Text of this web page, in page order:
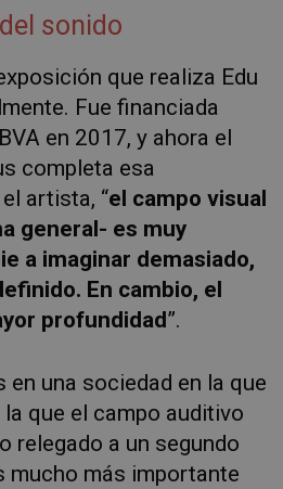
sonido
que realiza Edu
Fue financiada
en 2017, y ahora el
completa esa
artista, “el campo visual
general- es muy
a imaginar demasiado,
En cambio, el
profundidad”.
en una sociedad en la que
que el campo auditivo
relegado a un segundo
mucho más importante